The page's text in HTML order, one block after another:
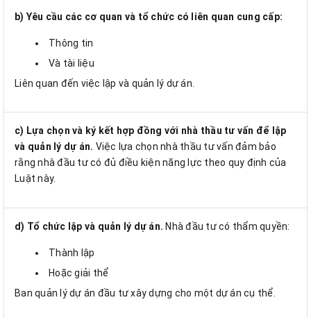
b) Yêu cầu các cơ quan và tổ chức có liên quan cung cấp:
Thông tin
Và tài liệu
Liên quan đến việc lập và quản lý dự án.
c) Lựa chọn và ký kết hợp đồng với nhà thầu tư vấn để lập
và quản lý dự án. Việc lựa chọn nhà thầu tư vấn đảm bảo
rằng nhà đầu tư có đủ điều kiện năng lực theo quy định của
Luật này.
d) Tổ chức lập và quản lý dự án. Nhà đầu tư có thẩm quyền:
Thành lập
Hoặc giải thể
Ban quản lý dự án đầu tư xây dựng cho một dự án cụ thể.